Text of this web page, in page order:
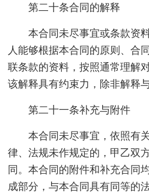
第二十条合同的解释
本合同未尽事宜或条款资
人能够根据本合同的原则、合
联条款的资料，按照通常理解
该解释具有约束力，除非解释
第二十一条补充与附件
本合同未尽事宜，依照有
律、法规未作规定的，甲乙双
同。本合同的附件和补充合同
成部分，与本合同具有同等的